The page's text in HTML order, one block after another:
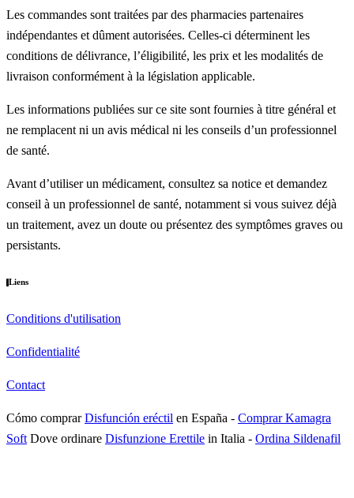
Les commandes sont traitées par des pharmacies partenaires
indépendantes et dûment autorisées. Celles-ci déterminent les
conditions de délivrance, l’éligibilité, les prix et les modalités de
livraison conformément à la législation applicable.
Les informations publiées sur ce site sont fournies à titre général et
ne remplacent ni un avis médical ni les conseils d’un professionnel
de santé.
Avant d’utiliser un médicament, consultez sa notice et demandez
conseil à un professionnel de santé, notamment si vous suivez déjà
un traitement, avez un doute ou présentez des symptômes graves ou
persistants.
Liens
Conditions d'utilisation
Confidentialité
Contact
Cómo comprarDisfunción eréctil en España - Comprar Kamagra
Soft Dove ordinare Disfunzione Erettile in Italia - Ordina Sildenafil